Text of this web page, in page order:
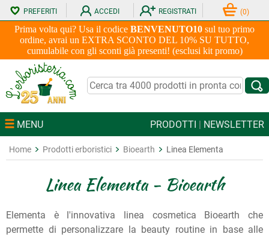
Prima volta qui? Usa il codice BENVENUTO10 sul tuo primo
ordine, avrai un EXTRA SCONTO DEL 10% SU TUTTO,
cumulabile con gli sconti già presenti! (esclusi kit promo)
PREFERITI ACCEDI REGISTRATI (0)
MENU PRODOTTI | NEWSLETTER
Home Prodotti erboristici Bioearth Linea Elementa
Linea Elementa - Bioearth
Elementa è l'innovativa linea cosmetica Bioearth che
permette di personalizzare la beauty routine in base alle